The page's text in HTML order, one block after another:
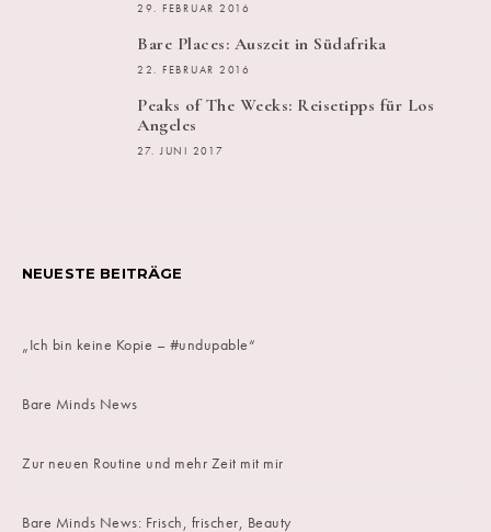
29. FEBRUAR 2016
Bare Places: Auszeit in Südafrika
22. FEBRUAR 2016
Peaks of The Weeks: Reisetipps für Los
Angeles
27. JUNI 2017
NEUESTE BEITRÄGE
„Ich bin keine Kopie – #undupable“
Bare Minds News
Zur neuen Routine und mehr Zeit mit mir
Bare Minds News: Frisch, frischer, Beauty